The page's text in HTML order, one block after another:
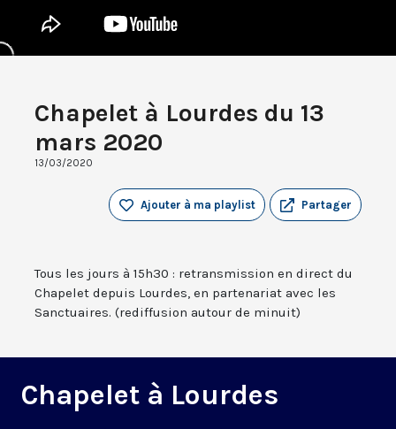
Chapelet à Lourdes du 13
mars 2020
13/03/2020
Partager
Ajouter à ma playlist
Tous les jours à 15h30 : retransmission en direct du
Chapelet depuis Lourdes, en partenariat avec les
Sanctuaires. (rediffusion autour de minuit)
Chapelet à Lourdes